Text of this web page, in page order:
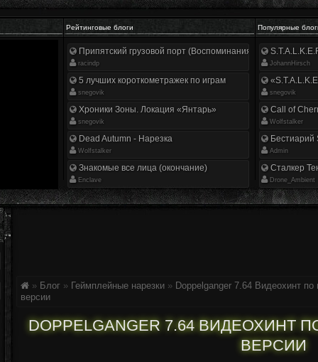
Рейтинговые блоги Популярные
Припятский грузовой порт (Воспоминания ликвидатора)
racindp
5 лучших короткометражек по играм
snegovik
Хроники Зоны. Локация «Янтарь»
snegovik
Dead Autumn - Нарезка
Wolfstalker
Знакомые все лица (окончание)
Enclave
JohannHirsch
snegovik
Call of
Wolfstalker
Бестиарий
Аdmin
Сталкер
Drone_Ambient
» Блог » Геймплейные нарезки » Doppelganger 7.64 Видеохинт
версии
DOPPELGANGER 7.64
ВЕРСИИ